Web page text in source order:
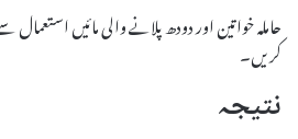
حاملہ خواتین اور دودھ پلانے والی مائیں استعمال
کریں۔
نتیجہ